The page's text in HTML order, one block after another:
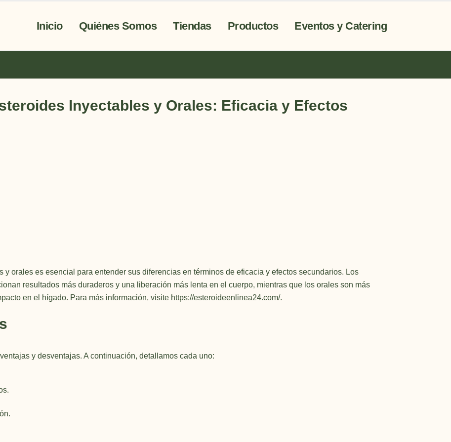
Inicio Quiénes Somos Tiendas Productos Eventos y Catering
Inyectables y Orales: Eficacia y Efectos
y orales es esencial para entender sus diferencias en términos de eficacia y efectos secundarios. Los
resultados más duraderos y una liberación más lenta en el cuerpo, mientras que los orales son más
en el hígado. Para más información, visite https://esteroideenlinea24.com/.
y desventajas. A continuación, detallamos cada uno: